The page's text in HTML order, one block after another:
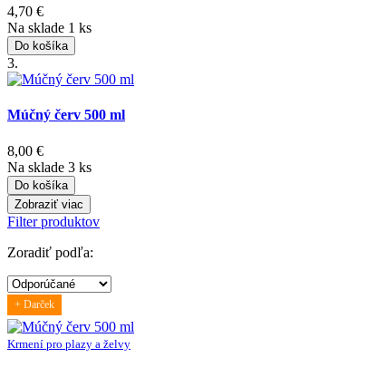
4,70 €
Na sklade 1 ks
Do košíka
3.
Múčný červ 500 ml
8,00 €
Na sklade 3 ks
Do košíka
Zobraziť viac
Filter produktov
Zoradiť podľa:
+ Darček
Krmení pro plazy a želvy